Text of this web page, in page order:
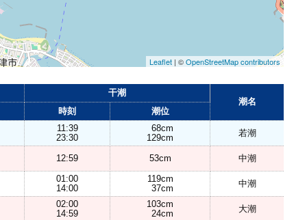
Leaflet | ©OpenStreetMap contributors
干潮
潮名
時刻
潮位
11:39
23:30
68cm
129cm
若潮
12:59 53cm
中潮
01:00
14:00
119cm
37cm
中潮
02:00
14:59
103cm
24cm
大潮